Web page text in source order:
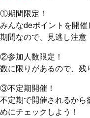
①期間限定！
みんなdeポイントを開
期間なので、見逃し注意
②参加人数限定！
数に限りがあるので、残
③不定期開催！
不定期で開催されるから
めにチェックしよう！